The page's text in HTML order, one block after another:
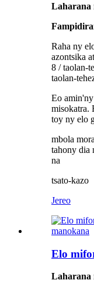
Laharana
Raha ny
azontsika
8 / taolan-
taolan-
Eo
misokatra.
toy ny elo
mbola
tahony dia
na
tsato-kazo
Jereo
Elo
Laharana